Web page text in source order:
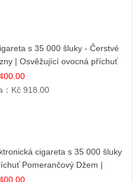
s 35 000 šluky - Čerstvé
| Osvěžující ovocná příchuť
Kč 918.00
cigareta s 35 000 šluky
Pomerančový Džem |
zážitek